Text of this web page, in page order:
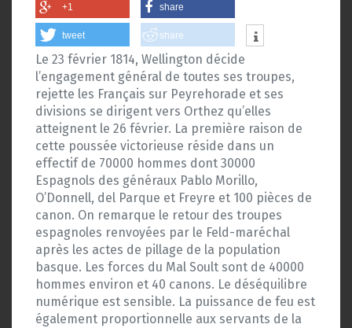
+1 share
tweet share
Le 23 février 1814, Wellington décide
l’engagement général de toutes ses troupes,
rejette les Français sur Peyrehorade et ses
divisions se dirigent vers Orthez qu’elles
atteignent le 26 février. La première raison de
cette poussée victorieuse réside dans un
effectif de 70000 hommes dont 30000
Espagnols des généraux Pablo Morillo,
O’Donnell, del Parque et Freyre et 100 pièces de
canon. On remarque le retour des troupes
espagnoles renvoyées par le Feld-maréchal
après les actes de pillage de la population
basque. Les forces du Mal Soult sont de 40000
hommes environ et 40 canons. Le déséquilibre
numérique est sensible. La puissance de feu est
également proportionnelle aux servants de la